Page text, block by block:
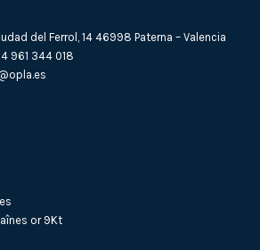
del Ferrol, 14 46998 Paterna – Valencia
961 344 018
or 9Kt